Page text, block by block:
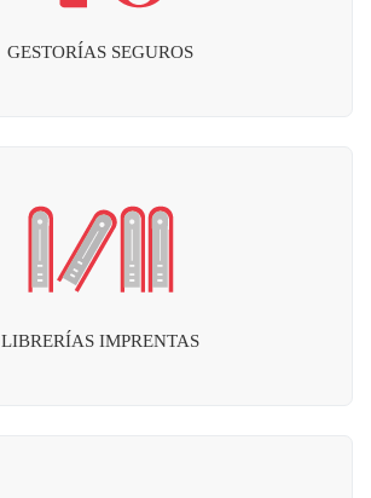
GESTORÍAS SEGUROS
LIBRERÍAS IMPRENTAS